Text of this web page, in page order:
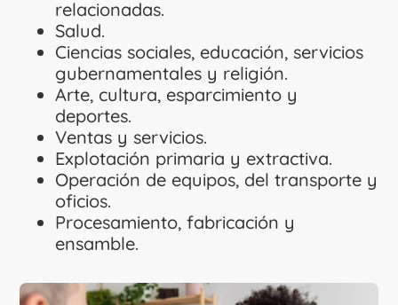
relacionadas.
Salud.
Ciencias sociales, educación, servicios
gubernamentales y religión.
Arte, cultura, esparcimiento y
deportes.
Ventas y servicios.
Explotación primaria y extractiva.
Operación de equipos, del transporte y
oficios.
Procesamiento, fabricación y
ensamble.